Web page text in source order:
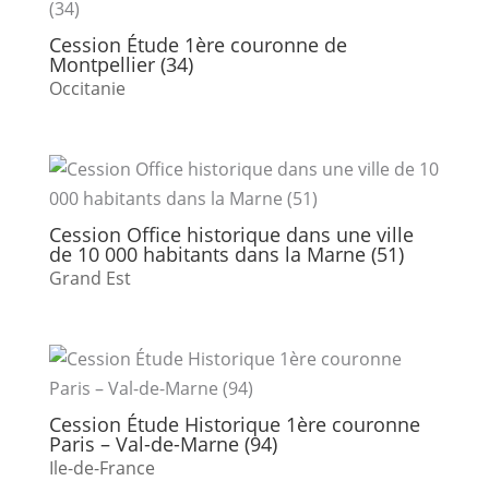
Cession Étude 1ère couronne de
Montpellier (34)
Occitanie
Cession Office historique dans une ville
de 10 000 habitants dans la Marne (51)
Grand Est
Cession Étude Historique 1ère couronne
Paris – Val-de-Marne (94)
Ile-de-France